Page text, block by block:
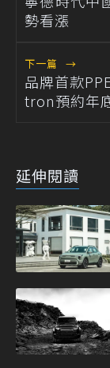
勢看漲
下一篇 →
品牌首款
tron預約年
延伸閱讀